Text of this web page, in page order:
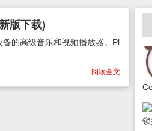
版下载)
的高级音乐和视频播放器。Pl
阅读全文